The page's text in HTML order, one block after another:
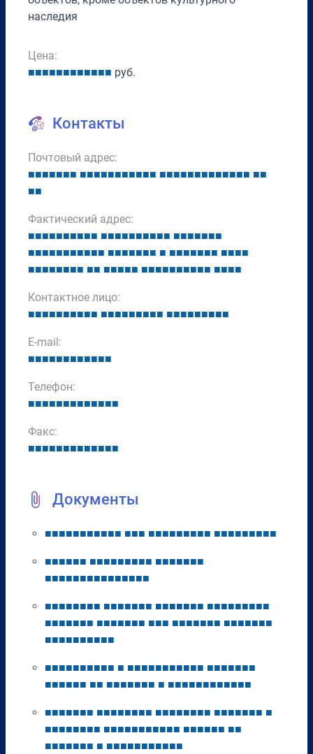
наследия
Цена:
■■■■■■■■■■■■ руб.
Контакты
Почтовый адрес:
■■■■■■■ ■■■■■■■■■■■ ■■■■■■■■■■■■■ ■■
■■
Фактический адрес:
■■■■■■■■■■ ■■■■■■■■■■ ■■■■■■■
■■■■■■■■■■■ ■■■■■■■ ■ ■■■■■■■ ■■■■
■■■■■■■■ ■■ ■■■■■ ■■■■■■■■■■ ■■■■
Контактное лицо:
■■■■■■■■■■ ■■■■■■■■■ ■■■■■■■■■
E-mail:
■■■■■■■■■■■■
Телефон:
■■■■■■■■■■■■■
Факс:
■■■■■■■■■■■■■
Документы
■■■■■■■■■■■ ■■■ ■■■■■■■■■ ■■■■■■■■■
■■■■■■ ■■■■■■■■■ ■■■■■■■
■■■■■■■■■■■■■■■
■■■■■■■■ ■■■■■■■ ■■■■■■■ ■■■■■■■■■
■■■■■■■ ■■■■■■■ ■■■ ■■■■■■■ ■■■■■■■
■■■■■■■■■■
■■■■■■■■■■ ■ ■■■■■■■■■■■ ■■■■■■■
■■■■■■ ■■ ■■■■■■■ ■ ■■■■■■■■■■■■
■■■■■■■ ■■■■■■■■ ■■■■■■■■ ■■■■■■■ ■
■■■■■■■■ ■■■■■■■■■■■ ■■■■■■ ■■
■■■■■■■ ■ ■■■■■■■■■■■